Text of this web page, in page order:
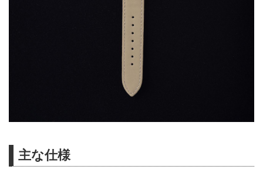
主な仕様